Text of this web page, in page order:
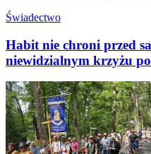
Świadectwo
Habit nie chroni przed
niewidzialnym krzyżu